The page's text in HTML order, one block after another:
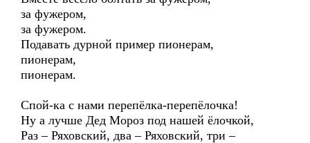
за фужером,
за фужером.
Подавать дурной пример пионерам,
пионерам,
пионерам.
Спой-ка с нами перепёлка-перепёлочка!
Ну а лучше Дед Мороз под нашей ёлочкой,
Раз – Ряховский, два – Ряховский, три –